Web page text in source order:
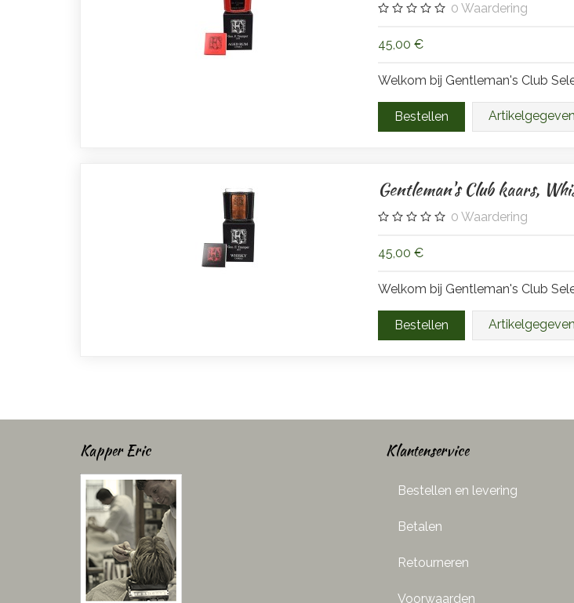
0 Waardering
45,00 €
Welkom bij Gentleman's Club
Gentleman's Club kaars,
0 Waardering
45,00 €
Welkom bij Gentleman's Club
Kapper Eric Klantenservice
Bestellen en levering
Betalen
Retourneren
Voorwaarden